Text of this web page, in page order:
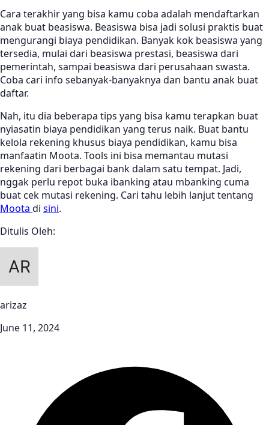
Cara terakhir yang bisa kamu coba adalah mendaftarkan
anak buat beasiswa. Beasiswa bisa jadi solusi praktis buat
mengurangi biaya pendidikan. Banyak kok beasiswa yang
tersedia, mulai dari beasiswa prestasi, beasiswa dari
pemerintah, sampai beasiswa dari perusahaan swasta.
Coba cari info sebanyak-banyaknya dan bantu anak buat
daftar.
Nah, itu dia beberapa tips yang bisa kamu terapkan buat
nyiasatin biaya pendidikan yang terus naik. Buat bantu
kelola rekening khusus biaya pendidikan, kamu bisa
manfaatin Moota. Tools ini bisa memantau mutasi
rekening dari berbagai bank dalam satu tempat. Jadi,
nggak perlu repot buka ibanking atau mbanking cuma
buat cek mutasi rekening. Cari tahu lebih lanjut tentang
Moota di sini.
Ditulis Oleh:
arizaz
June 11, 2024